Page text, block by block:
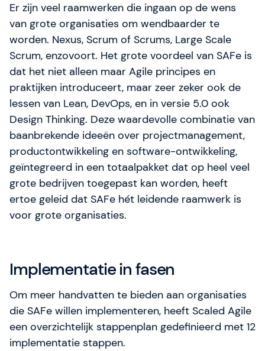
Er zijn veel raamwerken die ingaan op de wens
van grote organisaties om wendbaarder te
worden. Nexus, Scrum of Scrums, Large Scale
Scrum, enzovoort. Het grote voordeel van SAFe is
dat het niet alleen maar Agile principes en
praktijken introduceert, maar zeer zeker ook de
lessen van Lean, DevOps, en in versie 5.0 ook
Design Thinking. Deze waardevolle combinatie van
baanbrekende ideeën over projectmanagement,
productontwikkeling en software-ontwikkeling,
geïntegreerd in een totaalpakket dat op heel veel
grote bedrijven toegepast kan worden, heeft
ertoe geleid dat SAFe hét leidende raamwerk is
voor grote organisaties.
Implementatie in fasen
Om meer handvatten te bieden aan organisaties
die SAFe willen implementeren, heeft Scaled Agile
een overzichtelijk stappenplan gedefinieerd met 12
implementatie stappen.